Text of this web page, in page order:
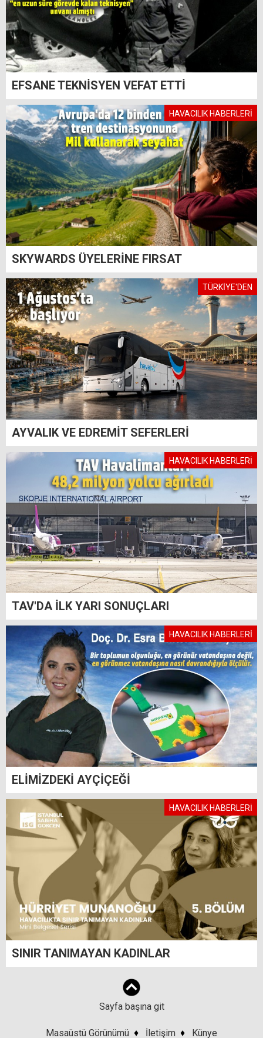
EFSANE TEKNİSYEN VEFAT ETTİ
HAVACILIK HABERLERİ
SKYWARDS ÜYELERİNE FIRSAT
TÜRKİYE'DEN
AYVALIK VE EDREMİT SEFERLERİ
HAVACILIK HABERLERİ
TAV'DA İLK YARI SONUÇLARI
HAVACILIK HABERLERİ
ELİMİZDEKİ AYÇİÇEĞİ
HAVACILIK HABERLERİ
SINIR TANIMAYAN KADINLAR
Sayfa başına git
Masaüstü Görünümü ♦ İletişim ♦ Künye